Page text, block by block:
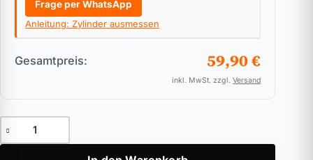
Frage per WhatsApp
Anleitung: Zylinder ausmessen
Gesamtpreis: 59,90 €
inkl. MwSt. zzgl.Versand
Knaufzylinder ABUS Vitess 1000 Kurzvariante Menge